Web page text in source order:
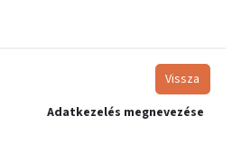
Vissza
Adatkezelés megnevezése